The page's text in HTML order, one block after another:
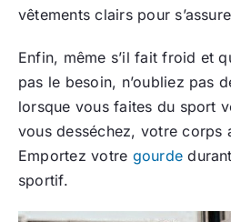
vêtements clairs pour
Enfin, même s’il fait froid et
pas le besoin, n’oubliez pas
lorsque vous faites du sport
vous desséchez, votre corps
Emportez votre gourde
sportif.